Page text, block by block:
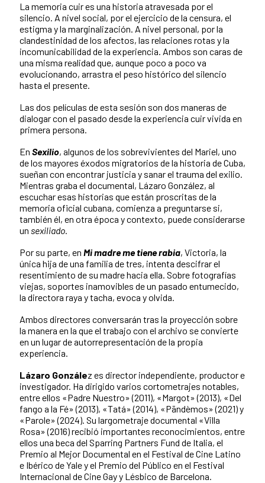
La memoria cuir es una historia atravesada por el
silencio. A nivel social, por el ejercicio de la censura, el
estigma y la marginalización. A nivel personal, por la
clandestinidad de los afectos, las relaciones rotas y la
incomunicabilidad de la experiencia. Ambos son caras de
una misma realidad que, aunque poco a poco va
evolucionando, arrastra el peso histórico del silencio
hasta el presente.
Las dos películas de esta sesión son dos maneras de
dialogar con el pasado desde la experiencia cuir vivida en
primera persona.
En Sexilio, algunos de los sobrevivientes del Mariel, uno
de los mayores éxodos migratorios de la historia de Cuba,
sueñan con encontrar justicia y sanar el trauma del exilio.
Mientras graba el documental, Lázaro González, al
escuchar esas historias que están proscritas de la
memoria oficial cubana, comienza a preguntarse si,
también él, en otra época y contexto, puede considerarse
un sexiliado.
Por su parte, en Mi madre me tiene rabia, Victoria, la
única hija de una familia de tres, intenta descifrar el
resentimiento de su madre hacia ella. Sobre fotografías
viejas, soportes inamovibles de un pasado entumecido,
la directora raya y tacha, evoca y olvida.
Ambos directores conversarán tras la proyección sobre
la manera en la que el trabajo con el archivo se convierte
en un lugar de autorrepresentación de la propia
experiencia.
Lázaro González es director independiente, productor e
investigador. Ha dirigido varios cortometrajes notables,
entre ellos «Padre Nuestro» (2011), «Margot» (2013), «Del
fango a la Fé» (2013), «Tatá» (2014), «Pāndèmos» (2021) y
«Parole» (2024). Su largometraje documental «Villa
Rosa» (2016) recibió importantes reconocimientos, entre
ellos una beca del Sparring Partners Fund de Italia, el
Premio al Mejor Documental en el Festival de Cine Latino
e Ibérico de Yale y el Premio del Público en el Festival
Internacional de Cine Gay y Lésbico de Barcelona.